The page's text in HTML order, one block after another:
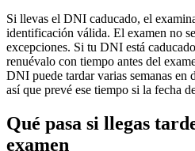
Si llevas el DNI caducado, el
identificación válida. El examen no
excepciones. Si tu DNI está
renuévalo con tiempo antes del
DNI puede tardar varias semanas en
así que prevé ese tiempo si la fecha
Qué pasa si llegas
examen